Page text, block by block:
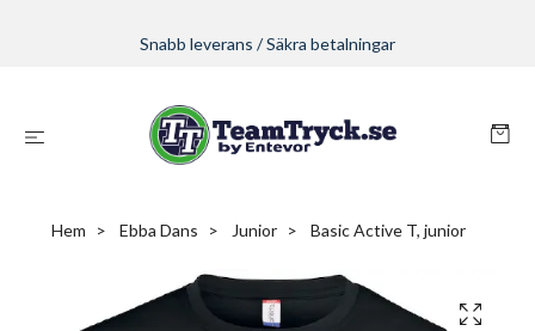
Snabb leverans / Säkra betalningar
Hem Ebba Dans Junior Basic Active T, junior